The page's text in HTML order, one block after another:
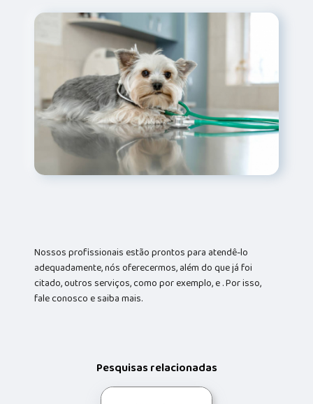
Nossos profissionais estão prontos para atendê-lo
adequadamente, nós oferecermos, além do que já foi
citado, outros serviços, como por exemplo, e . Por isso,
fale conosco e saiba mais.
Pesquisas relacionadas